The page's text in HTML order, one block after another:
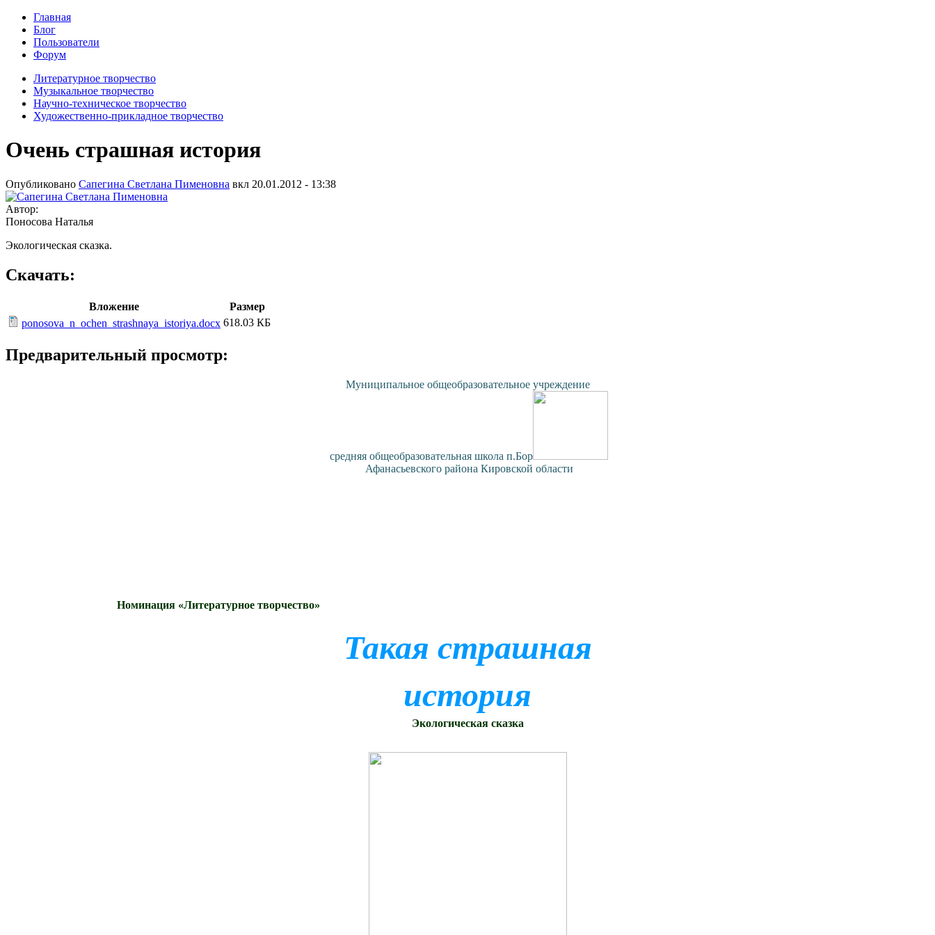
Главная
Блог
Пользователи
Форум
Литературное творчество
Музыкальное творчество
Научно-техническое творчество
Художественно-прикладное творчество
Очень страшная история
Опубликовано Сапегина Светлана Пименовна вкл 20.01.2012 - 13:38
Автор:
Поносова Наталья
Экологическая сказка.
Скачать:
Вложение
Размер
ponosova_n_ochen_strashnaya_istoriya.docx 618.03 КБ
Предварительный просмотр:
Муниципальное общеобразовательное учреждение
средняя общеобразовательная школа п.Бор
Афанасьевского района Кировской области
Номинация «Литературное творчество»
Такая страшная
история
Экологическая сказка